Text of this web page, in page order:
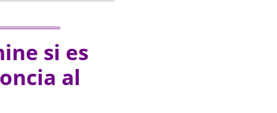
si es
al